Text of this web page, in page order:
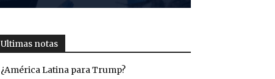
Ultimas notas
¿América Latina para Trump?